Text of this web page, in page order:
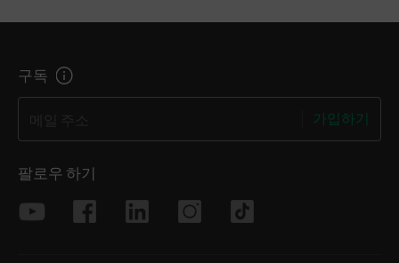
구독
가입하기
팔로우 하기